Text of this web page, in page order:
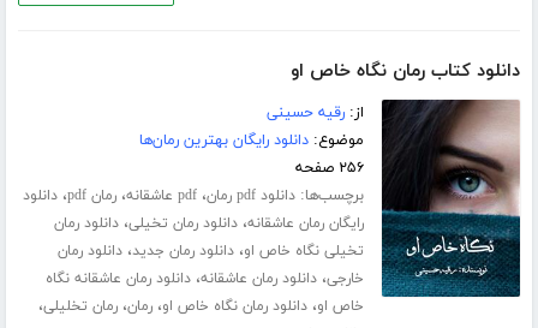
دانلود کتاب رمان نگاه خاص او
از:رقیه حسینی
موضوع:دانلود رایگان بهترین رمان‌ها
۲۵۶ صفحه
برچسب‌ها:دانلود pdf رمان ،pdf عاشقانه ،رمان pdf ،دانلود
رایگان رمان عاشقانه،دانلود رمان تخیلی،دانلود رمان
تخیلی نگاه خاص او،دانلود رمان جدید،دانلود رمان
خارجی،دانلود رمان عاشقانه،دانلود رمان عاشقانه نگاه
خاص او،دانلود رمان نگاه خاص او،رمان،رمان تخلیلی،